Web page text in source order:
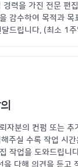
경력을 가진 전문 편
감수하여 목적과 목
드립니다, (최소 1
자분의 컨펌 또는 추
주실 수록 작업 시
작업을 도와드립니
을 다해 의견을 듣고